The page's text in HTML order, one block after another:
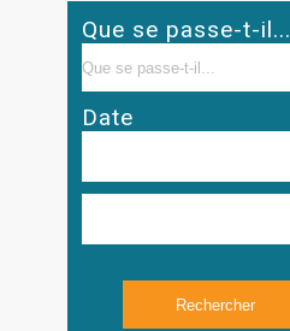
Que se passe-t-il...
Date